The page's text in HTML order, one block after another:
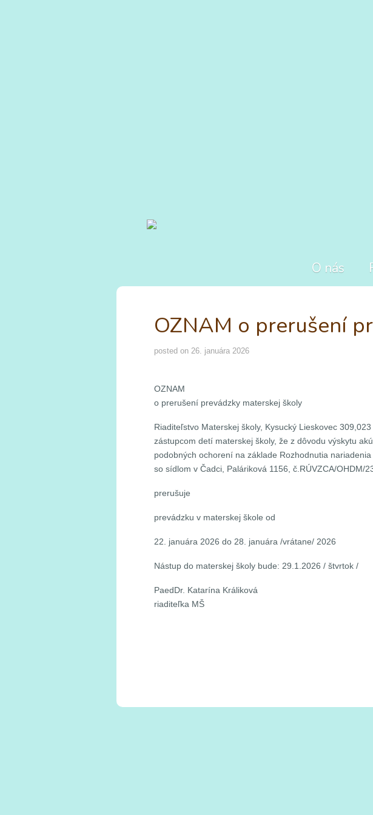
O nás
OZNAM o prerušení
posted on 26. januára 2026
OZNAM
o prerušení prevádzky materskej školy
Riaditeľstvo Materskej školy, Kysucký Lieskovec
zástupcom detí materskej školy, že z dôvodu výskytu
podobných ochorení na základe Rozhodnutia
so sídlom v Čadci, Paláriková 1156, č.RÚVZCA/OHDM/
prerušuje
prevádzku v materskej škole od
22. januára 2026 do 28. januára /vrátane/ 2026
Nástup do materskej školy bude: 29.1.2026 / štvrtok /
PaedDr. Katarína Králiková
riaditeľka MŠ